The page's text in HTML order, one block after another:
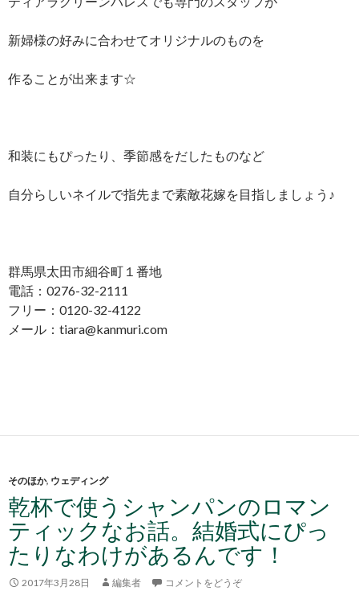
新婦様の好みに合わせてオリジナルのものを
作ることが出来ます☆
和装にもぴったり、季節感をだしたものなど
自分らしいネイルで指先まで素敵花嫁を目指しましょう♪
群馬県太田市細谷町１番地
電話：0276-32-2111
フリー：0120-32-4122
メール：tiara@kanmuri.com
そのほか, ウェディング
乾杯で使うシャンパンのロマン
ティックなお話。結婚式にぴっ
たりなわけがあるんです！
2017年3月28日 編集者 コメントをどうぞ